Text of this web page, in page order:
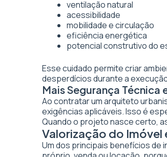
ventilação natural
acessibilidade
mobilidade e circulação
eficiência energética
potencial construtivo do
Esse cuidado permite criar
desperdícios durante a
Mais Segurança Técnica
Ao contratar um arquiteto
exigências aplicáveis. Isso é
Quando o projeto nasce certo,
Valorização do Imóvel
Um dos principais benefícios de